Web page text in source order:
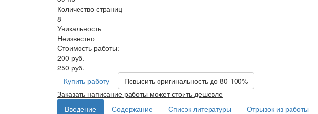
Количество страниц
8
Уникальность
Неизвестно
Стоимость работы:
200 руб.
250 руб.
Купить работу
Повысить оригинальность до 80-100%
Заказать написание работы может стоить дешевле
Введение
Содержание Список литературы
Отрывок из работы